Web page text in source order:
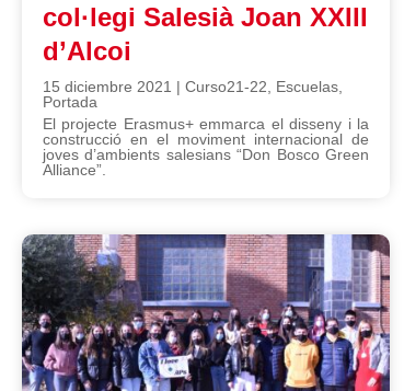
col·legi Salesià Joan XXIII
d’Alcoi
15 diciembre 2021 | Curso21-22, Escuelas,
Portada
El projecte Erasmus+ emmarca el disseny i la
construcció en el moviment internacional de
joves d’ambients salesians “Don Bosco Green
Alliance”.